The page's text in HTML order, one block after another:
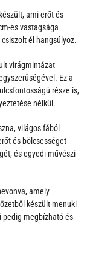
ami erőt és
es vastagsága
él hangsúlyoz.
virágmintázat
Ez a
része is,
nélkül.
világos fából
és bölcsességet
és egyedi művészi
amely
készült menuki
pedig megbízható és